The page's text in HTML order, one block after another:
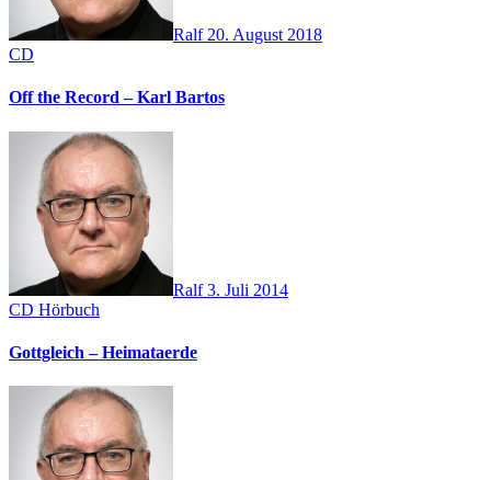
Ralf 20. August 2018
CD
Off the Record – Karl Bartos
Ralf3. Juli 2014
CD Hörbuch
Gottgleich – Heimataerde